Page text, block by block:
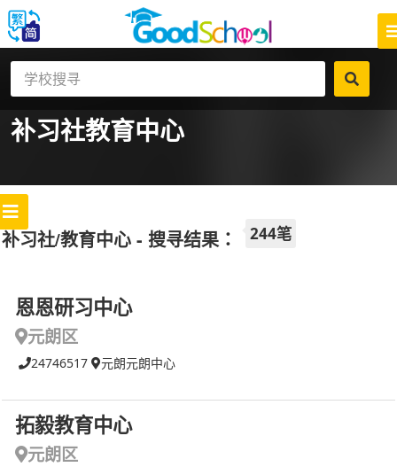
补习社教育中心
补习社/教育中心 - 搜寻结果： 244笔
恩恩研习中心
元朗区
24746517 元朗元朗中心
拓毅教育中心
元朗区